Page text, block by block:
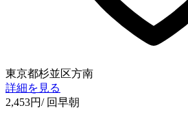
東京都杉並区方南
詳細を見る
2,453円/ 回早朝